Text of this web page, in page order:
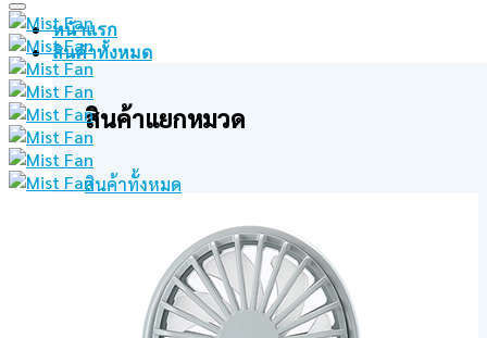
หน้าแรก
สินค้าทั้งหมด
สินค้าแยกหมวด
สินค้าทั้งหมด
ม่านบังแดดรถยนต์
นาฬิกาแขวนผนัง
Fidget Toy
ปากกา เครื่องเขียน